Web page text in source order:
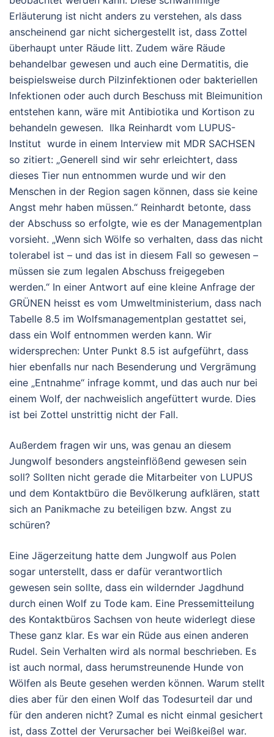
Erläuterung ist nicht anders zu verstehen, als dass
anscheinend gar nicht sichergestellt ist, dass Zottel
überhaupt unter Räude litt. Zudem wäre Räude
behandelbar gewesen und auch eine Dermatitis, die
beispielsweise durch Pilzinfektionen oder bakteriellen
Infektionen oder auch durch Beschuss mit Bleimunition
entstehen kann, wäre mit Antibiotika und Kortison zu
behandeln gewesen. Ilka Reinhardt vom LUPUS-
Institut wurde in einem Interview mit MDR SACHSEN
so zitiert: „Generell sind wir sehr erleichtert, dass
dieses Tier nun entnommen wurde und wir den
Menschen in der Region sagen können, dass sie keine
Angst mehr haben müssen.“ Reinhardt betonte, dass
der Abschuss so erfolgte, wie es der Managementplan
vorsieht. „Wenn sich Wölfe so verhalten, dass das nicht
tolerabel ist – und das ist in diesem Fall so gewesen –
müssen sie zum legalen Abschuss freigegeben
werden.“ In einer Antwort auf eine kleine Anfrage der
GRÜNEN heisst es vom Umweltministerium, dass nach
Tabelle 8.5 im Wolfsmanagementplan gestattet sei,
dass ein Wolf entnommen werden kann. Wir
widersprechen: Unter Punkt 8.5 ist aufgeführt, dass
hier ebenfalls nur nach Besenderung und Vergrämung
eine „Entnahme“ infrage kommt, und das auch nur bei
einem Wolf, der nachweislich angefüttert wurde. Dies
ist bei Zottel unstrittig nicht der Fall.
Außerdem fragen wir uns, was genau an diesem
Jungwolf besonders angsteinflößend gewesen sein
soll? Sollten nicht gerade die Mitarbeiter von LUPUS
und dem Kontaktbüro die Bevölkerung aufklären, statt
sich an Panikmache zu beteiligen bzw. Angst zu
schüren?
Eine Jägerzeitung hatte dem Jungwolf aus Polen
sogar unterstellt, dass er dafür verantwortlich
gewesen sein sollte, dass ein wildernder Jagdhund
durch einen Wolf zu Tode kam. Eine Pressemitteilung
des Kontaktbüros Sachsen von heute widerlegt diese
These ganz klar. Es war ein Rüde aus einen anderen
Rudel. Sein Verhalten wird als normal beschrieben. Es
ist auch normal, dass herumstreunende Hunde von
Wölfen als Beute gesehen werden können. Warum stellt
dies aber für den einen Wolf das Todesurteil dar und
für den anderen nicht? Zumal es nicht einmal gesichert
ist, dass Zottel der Verursacher bei Weißkeißel war.